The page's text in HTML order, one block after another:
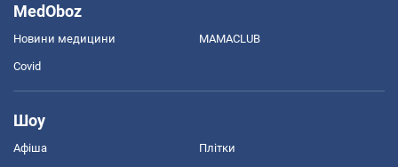
MedOboz
Новини медицини MAMACLUB
Covid
Шоу
Афіша Плітки